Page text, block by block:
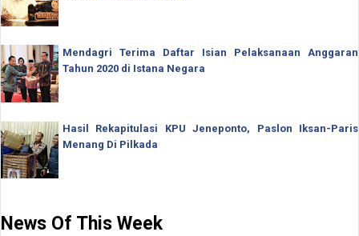
Mendagri Terima Daftar Isian Pelaksanaan Anggaran
Tahun 2020 di Istana Negara
Hasil Rekapitulasi KPU Jeneponto, Paslon Iksan-Paris
Menang Di Pilkada
News Of This Week